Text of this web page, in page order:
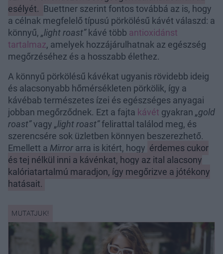
esélyét. Buettner szerint fontos továbbá az is, hogy
a célnak megfelelő típusú pörkölésű kávét válaszd: a
könnyű, „light roast” kávé több antioxidánst
tartalmaz, amelyek hozzájárulhatnak az egészség
megőrzéséhez és a hosszabb élethez.
A könnyű pörkölésű kávékat ugyanis rövidebb ideig
és alacsonyabb hőmérsékleten pörkölik, így a
kávébab természetes ízei és egészséges anyagai
jobban megőrződnek. Ezt a fajta kávét gyakran „gold
roast”vagy „light roast”felirattal találod meg, és
szerencsére sok üzletben könnyen beszerezhető.
Emellett a Mirror arra is kitért, hogy érdemes cukor
és tej nélkül inni a kávénkat, hogy az ital alacsony
kalóriatartalmú maradjon, így megőrizve a jótékony
hatásait.